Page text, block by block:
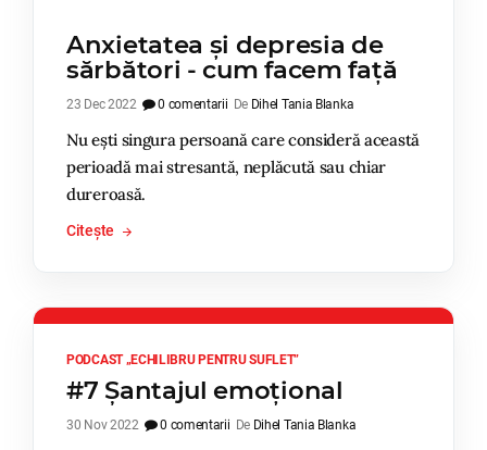
Anxietatea și depresia de
sărbători - cum facem față
23 Dec 2022 0 comentarii De Dihel Tania Blanka
Nu ești singura persoană care consideră această
perioadă mai stresantă, neplăcută sau chiar
dureroasă.
Citește
PODCAST „ECHILIBRU PENTRU SUFLET”
#7 Șantajul emoțional
30 Nov 2022 0 comentarii De Dihel Tania Blanka